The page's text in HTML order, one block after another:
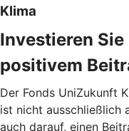
Klima
Investieren
positivem
Der Fonds UniZukunft
ist nicht ausschließlich
auch darauf, einen